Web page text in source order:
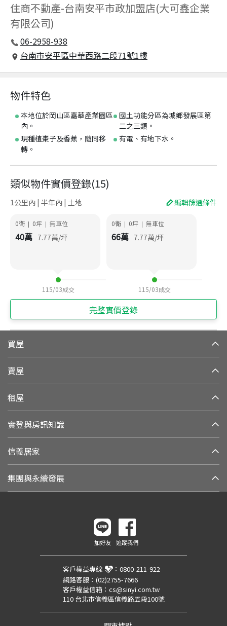
住商不動產-台南安平市政加盟店(大可鑫企業
有限公司)
06-2958-938
台南市安平區中華西路二段71號1樓
物件特色
本地位於岡山區嘉華產業園區
內。
國土功能分區為城鄉發展區第
二之三類。
現種植棗子及香蕉，隨同移
轉。
有電、有地下水。
類似物件實價登錄(15)
1公里內 | 半年內 | 土地 編輯篩選條件
0衛 | 0坪 | 無車位
40萬 7.77萬/坪
115/03成交
0衛 | 0坪 | 無車位
66萬 7.77萬/坪
115/03成交
完整實價登錄
買屋
賣屋
租屋
實登與房訊知識
信義居家
集團與永續發展
加好友 追蹤我們
客戶權益專線 ： 0800-211-922
網路客服： (02)2755-7666
客戶權益信箱： cs@sinyi.com.tw
110 台北市信義區信義路五段100號